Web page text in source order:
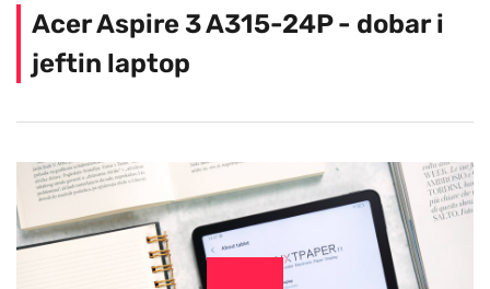
Acer Aspire 3 A315-24P - dobar i
jeftin laptop